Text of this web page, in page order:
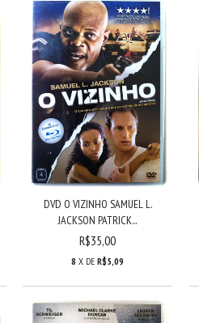
DVD O VIZINHO SAMUEL L.
JACKSON PATRICK...
R$35,00
8 X DER$5,09